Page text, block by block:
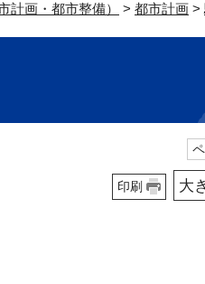
計画・都市整備） > 都市計画 >
印刷 大